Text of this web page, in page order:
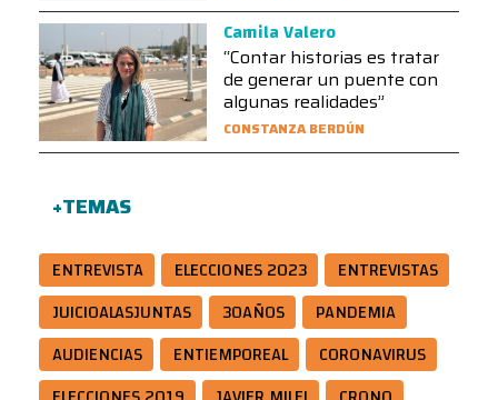
Camila Valero
“Contar historias es tratar
de generar un puente con
algunas realidades”
CONSTANZA BERDÚN
+TEMAS
ENTREVISTA ELECCIONES 2023
ENTREVISTAS
JUICIOALASJUNTAS
30AÑOS
PANDEMIA
AUDIENCIAS
ENTIEMPOREAL
CORONAVIRUS